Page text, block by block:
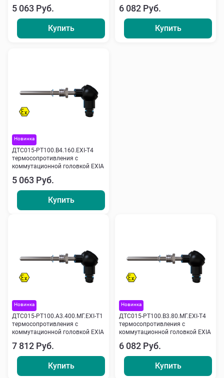
5 063 Руб.
Купить
6 082 Руб.
Купить
Новинка
ДТС015-РТ100.В4.160.ЕХI-Т4
термосопротивления с
коммутационной головкой EXIA
5 063 Руб.
Купить
Новинка
ДТС015-РТ100.А3.400.МГ.ЕХI-Т1
термосопротивления с
коммутационной головкой EXIA
7 812 Руб.
Купить
Новинка
ДТС015-РТ100.В3.80.МГ.ЕХI-Т4
термосопротивления с
коммутационной головкой EXIA
6 082 Руб.
Купить